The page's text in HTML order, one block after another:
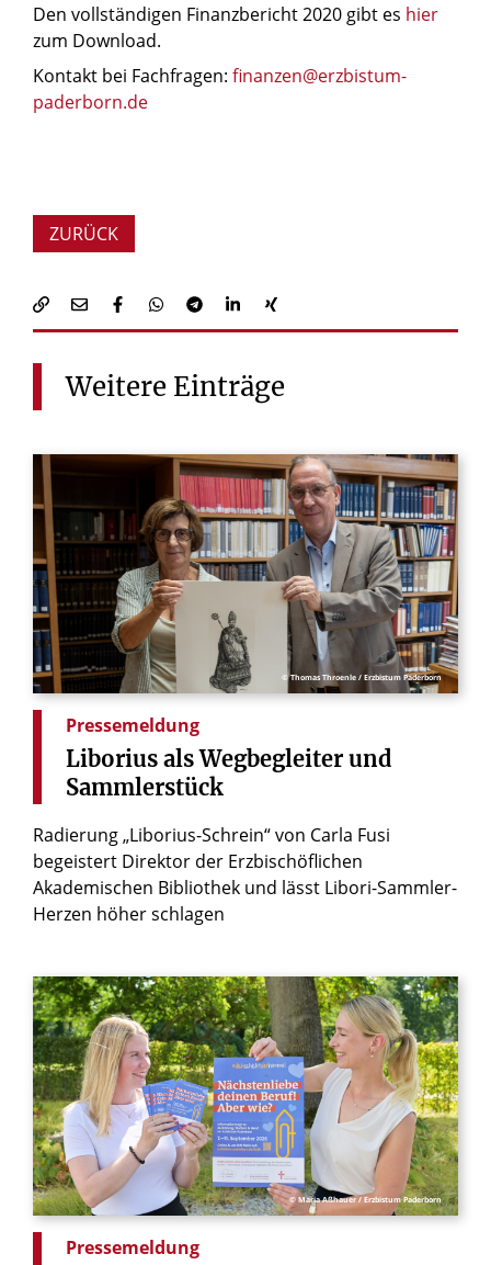
Den vollständigen Finanzbericht 2020 gibt es hier
zum Download.
Kontakt bei Fachfragen: finanzen@erzbistum-
paderborn.de
ZURÜCK
Weitere Einträge
© Thomas Throenle / Erzbistum Paderborn
Pressemeldung
Liborius als Wegbegleiter und
Sammlerstück
Radierung „Liborius-Schrein“ von Carla Fusi
begeistert Direktor der Erzbischöflichen
Akademischen Bibliothek und lässt Libori-Sammler-
Herzen höher schlagen
© Maria Aßhauer / Erzbistum Paderborn
Pressemeldung